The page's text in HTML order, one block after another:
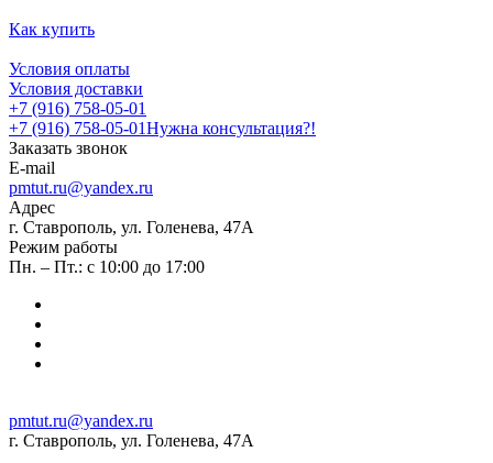
Как купить
Условия оплаты
Условия доставки
+7 (916) 758-05-01
+7 (916) 758-05-01Нужна консультация?!
Заказать звонок
E-mail
pmtut.ru@yandex.ru
Адрес
г. Ставрополь, ул. Голенева, 47А
Режим работы
Пн. – Пт.: с 10:00 до 17:00
pmtut.ru@yandex.ru
г. Ставрополь, ул. Голенева, 47А